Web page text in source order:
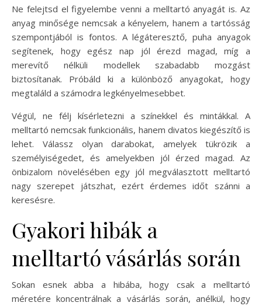
Ne felejtsd el figyelembe venni a melltartó anyagát is. Az
anyag minősége nemcsak a kényelem, hanem a tartósság
szempontjából is fontos. A légáteresztő, puha anyagok
segítenek, hogy egész nap jól érezd magad, míg a
merevítő nélküli modellek szabadabb mozgást
biztosítanak. Próbáld ki a különböző anyagokat, hogy
megtaláld a számodra legkényelmesebbet.
Végül, ne félj kísérletezni a színekkel és mintákkal. A
melltartó nemcsak funkcionális, hanem divatos kiegészítő is
lehet. Válassz olyan darabokat, amelyek tükrözik a
személyiségedet, és amelyekben jól érzed magad. Az
önbizalom növelésében egy jól megválasztott melltartó
nagy szerepet játszhat, ezért érdemes időt szánni a
keresésre.
Gyakori hibák a
melltartó vásárlás során
Sokan esnek abba a hibába, hogy csak a melltartó
méretére koncentrálnak a vásárlás során, anélkül, hogy